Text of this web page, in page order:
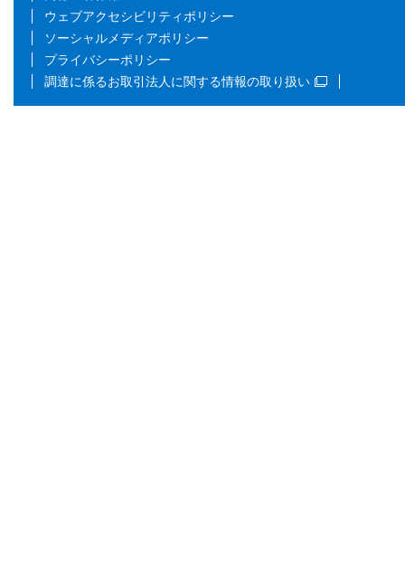
ウェブアクセシビリティポリシー
ソーシャルメディアポリシー
プライバシーポリシー
調達に係るお取引法人に関する情報の取り扱い